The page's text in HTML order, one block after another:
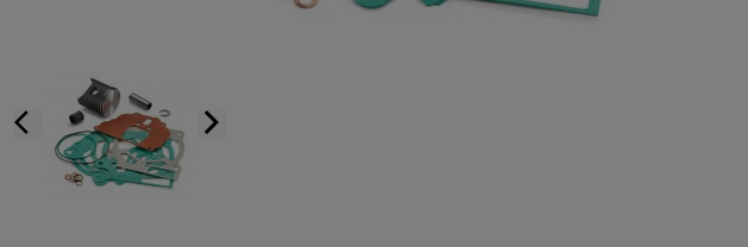
arrow_back_ios arrow_forward_ios